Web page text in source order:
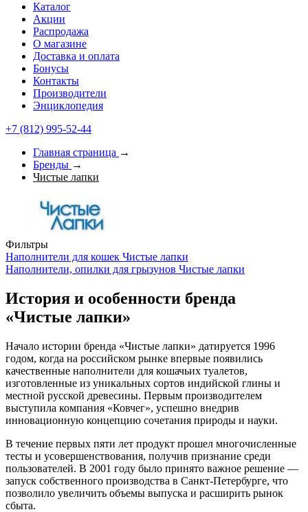
Каталог
Акции
Распродажа
О магазине
Доставка и оплата
Бонусы
Контакты
Производители
Энциклопедия
+7 (812) 995-52-44
Главная страница →
Бренды →
Чистые лапки
Фильтры
Наполнители для кошек Чистые лапки
Наполнители, опилки для грызунов Чистые лапки
История и особенности бренда
«Чистые лапки»
Начало истории бренда «Чистые лапки» датируется 1996
годом, когда на российском рынке впервые появились
качественные наполнители для кошачьих туалетов,
изготовленные из уникальных сортов индийской глины и
местной русской древесины. Первым производителем
выступила компания «Ковчег», успешно внедрив
инновационную концепцию сочетания природы и науки.
В течение первых пяти лет продукт прошел многочисленные
тесты и усовершенствования, получив признание среди
пользователей. В 2001 году было принято важное решение —
запуск собственного производства в Санкт-Петербурге, что
позволило увеличить объемы выпуска и расширить рынок
сбыта.